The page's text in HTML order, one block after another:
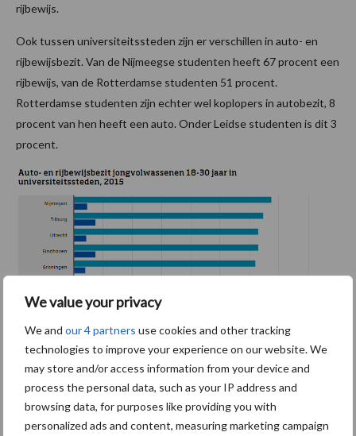
We value your privacy
We and our 4 partners use cookies and other tracking
technologies to improve your experience on our website. We
may store and/or access information from your device and
process the personal data, such as your IP address and
browsing data, for purposes like providing you with
personalized ads and content, measuring marketing campaign
rijbewijs.
Ook tussen universiteitssteden zijn er verschillen in auto- en
rijbewijsbezit. Van de Nijmeegse studenten heeft 67 procent een
rijbewijs, van de Rotterdamse studenten 51 procent.
Rotterdamse studenten zijn echter wel koplopers in autobezit, 8
procent van hen heeft een auto. Onder Leidse studenten is dit 3
procent.